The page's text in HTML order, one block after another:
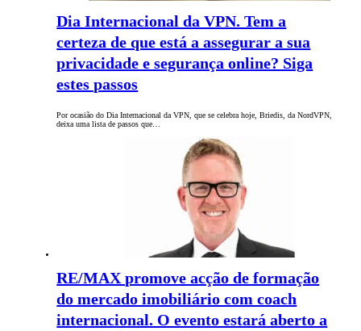
Dia Internacional da VPN. Tem a
certeza de que está a assegurar a sua
privacidade e segurança online? Siga
estes passos
Por ocasião do Dia Internacional da VPN, que se celebra hoje, Briedis, da NordVPN,
deixa uma lista de passos que…
RE/MAX promove acção de formação
do mercado imobiliário com coach
internacional. O evento estará aberto a